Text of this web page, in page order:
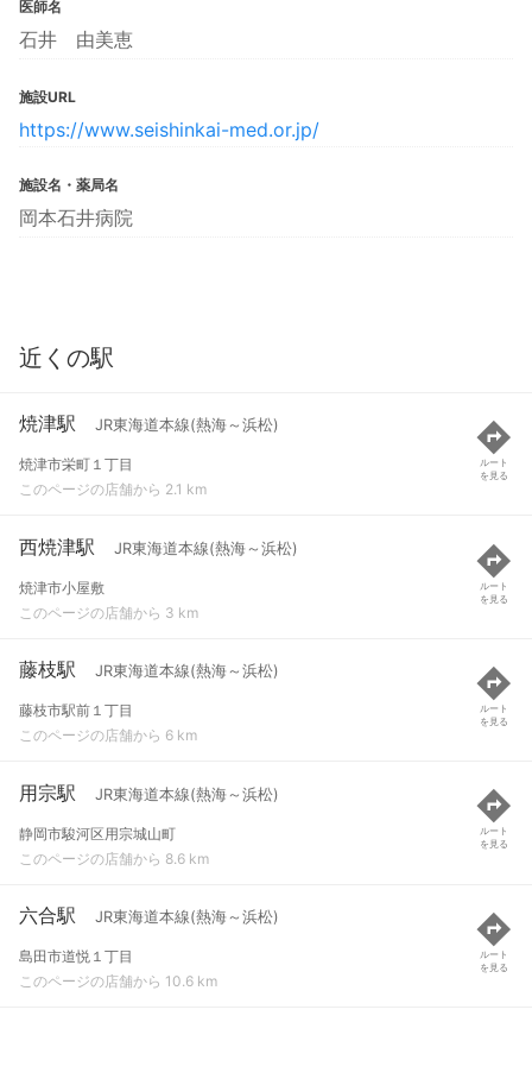
医師名
石井 由美恵
施設URL
https://www.seishinkai-med.or.jp/
施設名・薬局名
岡本石井病院
近くの駅
焼津駅 JR東海道本線(熱海～浜松)
焼津市栄町１丁目
このページの店舗から 2.1 km
ルート
を見る
西焼津駅 JR東海道本線(熱海～浜松)
焼津市小屋敷
このページの店舗から 3 km
ルート
を見る
藤枝駅 JR東海道本線(熱海～浜松)
藤枝市駅前１丁目
このページの店舗から 6 km
ルート
を見る
用宗駅 JR東海道本線(熱海～浜松)
静岡市駿河区用宗城山町
このページの店舗から 8.6 km
ルート
を見る
六合駅 JR東海道本線(熱海～浜松)
島田市道悦１丁目
このページの店舗から 10.6 km
ルート
を見る